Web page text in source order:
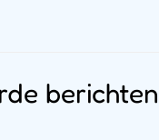
berichten